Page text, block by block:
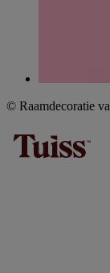
© Raamdecoratie